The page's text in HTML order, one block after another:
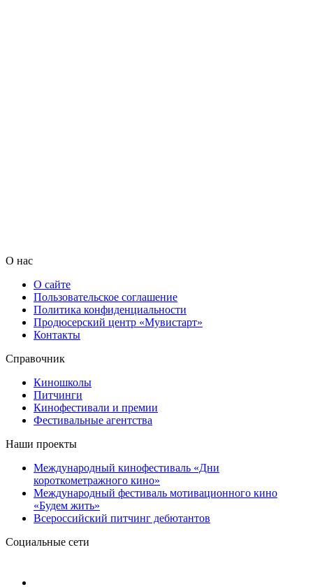
О нас
О сайте
Пользовательское соглашение
Политика конфиденциальности
Продюсерский центр «Мувистарт»
Контакты
Справочник
Киношколы
Питчинги
Кинофестивали и премии
Фестивальные агентства
Наши проекты
Международный кинофестиваль «Дни
короткометражного кино»
Международный фестиваль мотивационного кино
«Будем жить»
Всероссийский питчинг дебютантов
Социальные сети